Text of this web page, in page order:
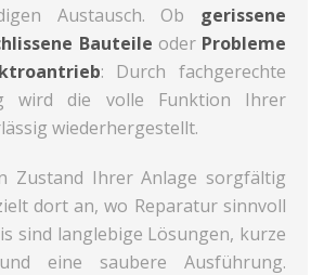
Austausch. Ob gerissene
Bauteile oder Probleme
: Durch fachgerechte
wird die volle Funktion Ihrer
wiederhergestellt.
Zustand Ihrer Anlage sorgfältig
dort an, wo Reparatur sinnvoll
sind langlebige Lösungen, kurze
eine saubere Ausführung.